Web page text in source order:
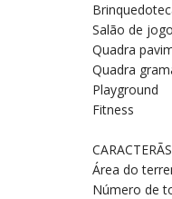
Salão de
Quadra
Quadra
Playground
Fitness
Área do
Número de